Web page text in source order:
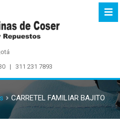
| 311 231 7893
CARRETEL FAMILIAR BAJITO